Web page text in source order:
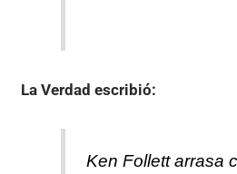
La Verdad escribió:
Ken Follett arrasa